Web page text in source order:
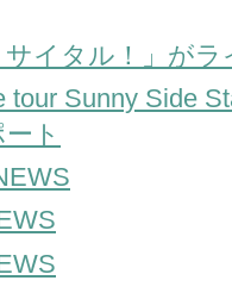
サイタル！」が
tour Sunny Side
ト